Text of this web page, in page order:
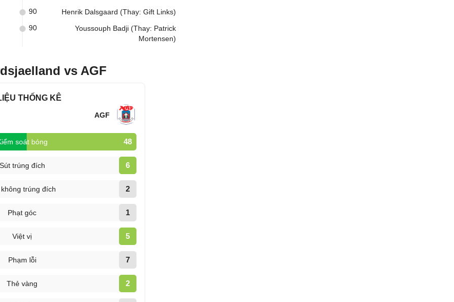
Henrik Dalsgaard (Thay: Gift Links)
90
Youssouph Badji (Thay: Patrick
Mortensen)
90
vs AGF
THỐNG KÊ
AGF
soát bóng 48
Sút trúng đích 6
trúng đích 2
Phạt góc 1
Việt vị 5
Phạm lỗi 7
Thẻ vàng 2